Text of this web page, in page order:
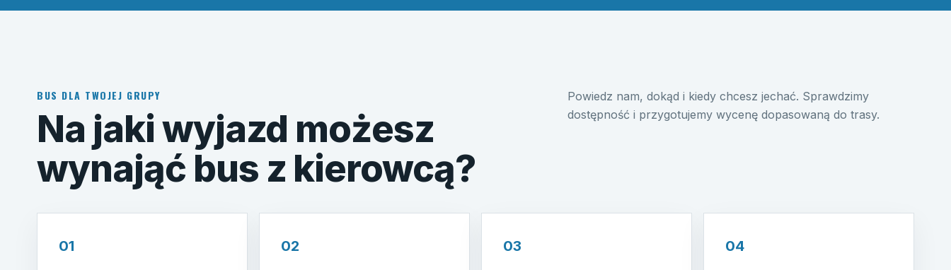
BUS DLA TWOJEJ GRUPY
Na jaki wyjazd możesz
wynająć bus z kierowcą?
Powiedz nam, dokąd i kiedy chcesz jechać. Sprawdzimy
dostępność i przygotujemy wycenę dopasowaną do trasy.
01 02 03 04